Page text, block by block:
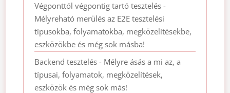
Végponttól végpontig tartó tesztelés -
Mélyreható merülés az E2E tesztelési
típusokba, folyamatokba, megközelítésekbe,
eszközökbe és még sok másba!
Backend tesztelés - Mélyre ásás a mi az, a
típusai, folyamatok, megközelítések,
eszközök és még sok más!